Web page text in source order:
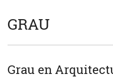
GRAU
Grau en